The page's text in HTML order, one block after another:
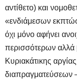
αντίθετο) και
«ενδιάμεσων
όχι μόνο αφήνει
περισσότερων αλλά
Κυριακάτικης
διαπραγματεύσεων